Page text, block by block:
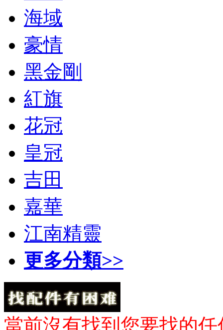
海域
豪情
黑金剛
紅旗
花冠
皇冠
吉田
嘉華
江南精靈
更多分類>>
當前沒有找到您要找的